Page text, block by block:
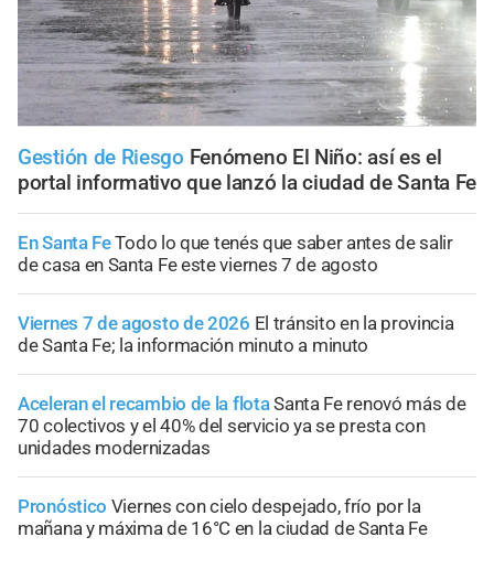
Gestión de Riesgo Fenómeno El Niño: así es el
portal informativo que lanzó la ciudad de Santa Fe
En Santa FeTodo lo que tenés que saber antes de salir
de casa en Santa Fe este viernes 7 de agosto
Viernes 7 de agosto de 2026 El tránsito en la provincia
de Santa Fe; la información minuto a minuto
Aceleran el recambio de la flotaSanta Fe renovó más de
70 colectivos y el 40% del servicio ya se presta con
unidades modernizadas
Pronóstico Viernes con cielo despejado, frío por la
mañana y máxima de 16°C en la ciudad de Santa Fe